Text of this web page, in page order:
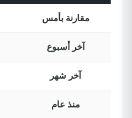
مقارنة بأمس
آخر أسبوع
آخر شهر
منذ عام